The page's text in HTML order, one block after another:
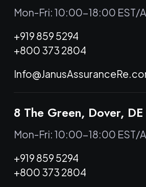
Mon-Fri: 10:00-18:00 EST/
+919 859 5294
+800 373 2804
8 The Green, Dover,
Mon-Fri: 10:00-18:00 EST/
+919 859 5294
+800 373 2804